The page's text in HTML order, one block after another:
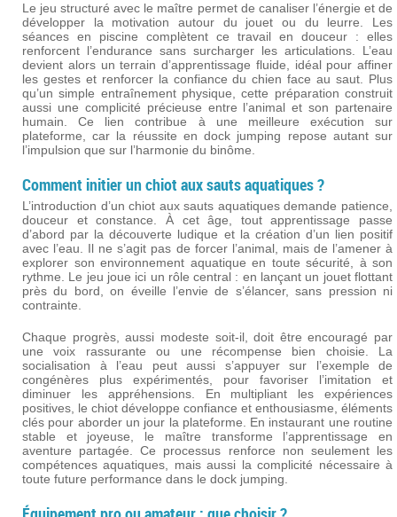
Le jeu structuré avec le maître permet de canaliser l’énergie et de
développer la motivation autour du jouet ou du leurre. Les
séances en piscine complètent ce travail en douceur : elles
renforcent l’endurance sans surcharger les articulations. L’eau
devient alors un terrain d’apprentissage fluide, idéal pour affiner
les gestes et renforcer la confiance du chien face au saut. Plus
qu’un simple entraînement physique, cette préparation construit
aussi une complicité précieuse entre l’animal et son partenaire
humain. Ce lien contribue à une meilleure exécution sur
plateforme, car la réussite en dock jumping repose autant sur
l’impulsion que sur l’harmonie du binôme.
Comment initier un chiot aux sauts aquatiques ?
L’introduction d’un chiot aux sauts aquatiques demande patience,
douceur et constance. À cet âge, tout apprentissage passe
d’abord par la découverte ludique et la création d’un lien positif
avec l’eau. Il ne s’agit pas de forcer l’animal, mais de l’amener à
explorer son environnement aquatique en toute sécurité, à son
rythme. Le jeu joue ici un rôle central : en lançant un jouet flottant
près du bord, on éveille l’envie de s’élancer, sans pression ni
contrainte.
Chaque progrès, aussi modeste soit-il, doit être encouragé par
une voix rassurante ou une récompense bien choisie. La
socialisation à l’eau peut aussi s’appuyer sur l’exemple de
congénères plus expérimentés, pour favoriser l’imitation et
diminuer les appréhensions. En multipliant les expériences
positives, le chiot développe confiance et enthousiasme, éléments
clés pour aborder un jour la plateforme. En instaurant une routine
stable et joyeuse, le maître transforme l’apprentissage en
aventure partagée. Ce processus renforce non seulement les
compétences aquatiques, mais aussi la complicité nécessaire à
toute future performance dans le dock jumping.